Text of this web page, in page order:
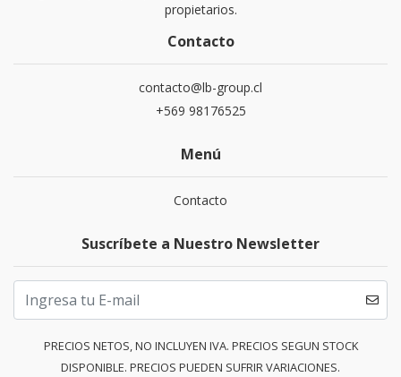
propietarios.
Contacto
contacto@lb-group.cl
+569 98176525
Menú
Contacto
Suscríbete a Nuestro Newsletter
PRECIOS NETOS, NO INCLUYEN IVA. PRECIOS SEGUN STOCK
DISPONIBLE. PRECIOS PUEDEN SUFRIR VARIACIONES.